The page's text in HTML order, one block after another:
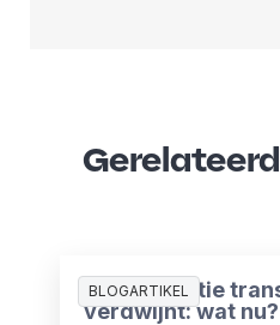
BLOGARTIKEL
Compensatie
verdwijnt: wat nu?